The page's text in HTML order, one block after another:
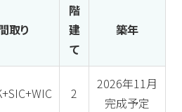
取り
階
建
て
築年
2
2026年11月
完成予定